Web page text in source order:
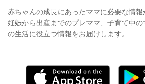
赤ちゃんの成長にあったママに必要な情報
妊娠から出産までのプレママ、子育て中
の生活に役立つ情報をお届けします。